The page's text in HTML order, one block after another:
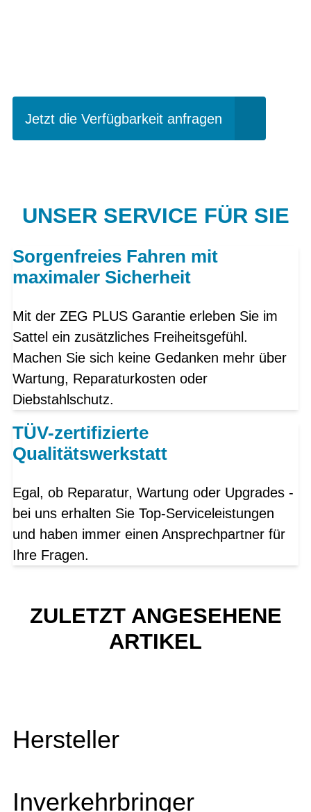
Jetzt die Verfügbarkeit anfragen
UNSER SERVICE FÜR SIE
Sorgenfreies Fahren mit
maximaler Sicherheit
Mit der ZEG PLUS Garantie erleben Sie im
Sattel ein zusätzliches Freiheitsgefühl.
Machen Sie sich keine Gedanken mehr über
Wartung, Reparaturkosten oder
Diebstahlschutz.
TÜV-zertifizierte
Qualitätswerkstatt
Egal, ob Reparatur, Wartung oder Upgrades -
bei uns erhalten Sie Top-Serviceleistungen
und haben immer einen Ansprechpartner für
Ihre Fragen.
ZULETZT ANGESEHENE
ARTIKEL
Hersteller
Inverkehrbringer